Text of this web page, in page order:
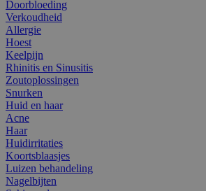
Doorbloeding
Verkoudheid
Allergie
Hoest
Keelpijn
Rhinitis en Sinusitis
Zoutoplossingen
Snurken
Huid en haar
Acne
Haar
Huidirritaties
Koortsblaasjes
Luizen behandeling
Nagelbijten